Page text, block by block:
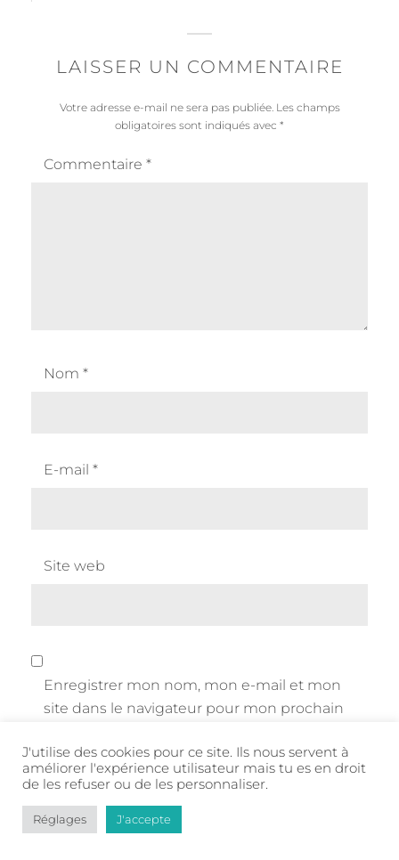
LAISSER UN COMMENTAIRE
Votre adresse e-mail ne sera pas publiée. Les champs
obligatoires sont indiqués avec *
Commentaire *
Nom *
E-mail *
Site web
Enregistrer mon nom, mon e-mail et mon
site dans le navigateur pour mon prochain
J'utilise des cookies pour ce site. Ils nous servent à
améliorer l'expérience utilisateur mais tu es en droit
de les refuser ou de les personnaliser.
Réglages J'accepte